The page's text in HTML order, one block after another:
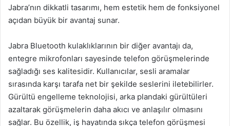
Jabra’nın dikkatli tasarımı, hem estetik hem de fonksiyonel
açıdan büyük bir avantaj sunar.
Jabra Bluetooth kulaklıklarının bir diğer avantajı da,
entegre mikrofonları sayesinde telefon görüşmelerinde
sağladığı ses kalitesidir. Kullanıcılar, sesli aramalar
sırasında karşı tarafa net bir şekilde seslerini iletebilirler.
Gürültü engelleme teknolojisi, arka plandaki gürültüleri
azaltarak görüşmelerin daha akıcı ve anlaşılır olmasını
sağlar. Bu özellik, iş hayatında sıkça telefon görüşmesi